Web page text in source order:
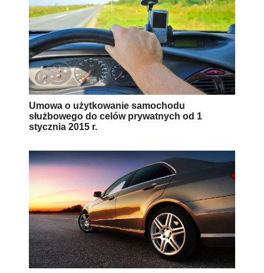
Umowa o użytkowanie samochodu
służbowego do celów prywatnych od 1
stycznia 2015 r.